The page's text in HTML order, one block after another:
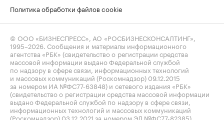
Политика обработки файлов cookie
© ООО «БИЗНЕСПРЕСС», АО «РОСБИЗНЕСКОНСАЛТИНГ»,
1995–2026 . Сообщения и материалы информационного
агентства «РБК» (свидетельство о регистрации средства
массовой информации выдано Федеральной службой
по надзору в сфере связи, информационных технологий
и массовых коммуникаций (Роскомнадзор) 09.12.2015
за номером ИА №ФС77-63848) и сетевого издания «РБК»
(свидетельство о регистрации средства массовой информации
выдано Федеральной службой по надзору в сфере связи,
информационных технологий и массовых коммуникаций
(Роскомнадзор) 03.12.2021 за номером ЭЛ №ФС77-82385)